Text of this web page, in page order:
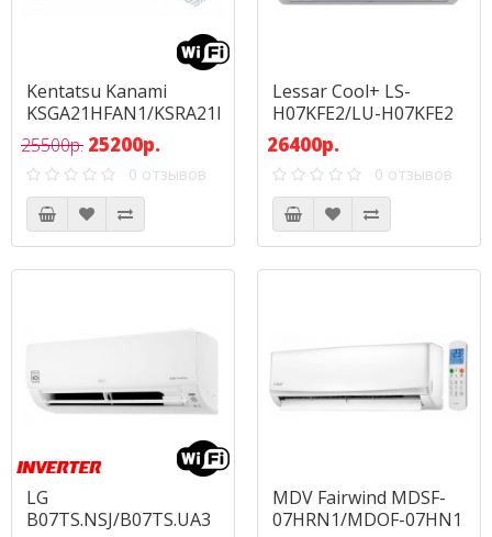
Kentatsu Kanami
KSGA21HFAN1/KSRA21HFAN1
25500р. 25200р.
0 отзывов
Lessar Cool+ LS-
H07KFE2/LU-H07KFE2
26400р.
0 отзывов
LG
B07TS.NSJ/B07TS.UA3
MDV Fairwind MDSF-
07HRN1/MDOF-07HN1